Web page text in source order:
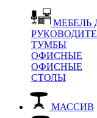
МЕБЕЛЬ
ТУМБЫ
ОФИСНЫЕ
ОФИСНЫЕ
СТОЛЫ
МАССИВ